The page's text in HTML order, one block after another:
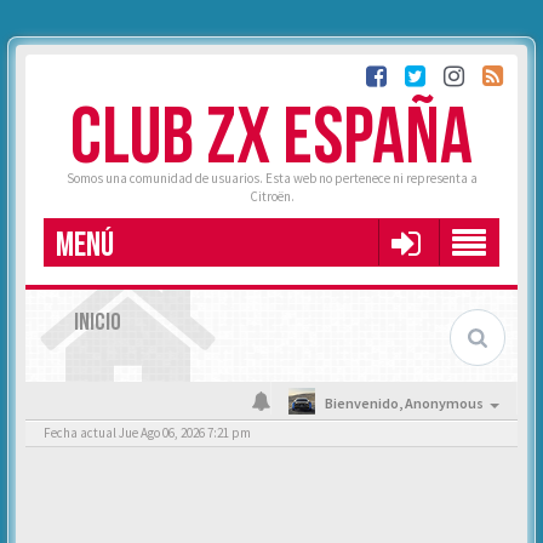
CLUB ZX ESPAÑA
Somos una comunidad de usuarios. Esta web no pertenece ni representa a
Citroën.
MENÚ
INICIO
Bienvenido,Anonymous
Fecha actual Jue Ago 06, 2026 7:21 pm